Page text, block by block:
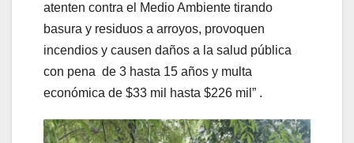
atenten contra el Medio Ambiente tirando
basura y residuos a arroyos, provoquen
incendios y causen daños a la salud pública
con pena de 3 hasta 15 años y multa
económica de $33 mil hasta $226 mil” .